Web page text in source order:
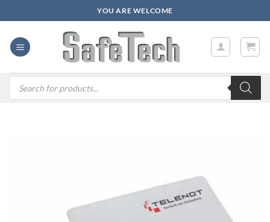
Inhalt
springen
YOU ARE WELCOME
Products
search